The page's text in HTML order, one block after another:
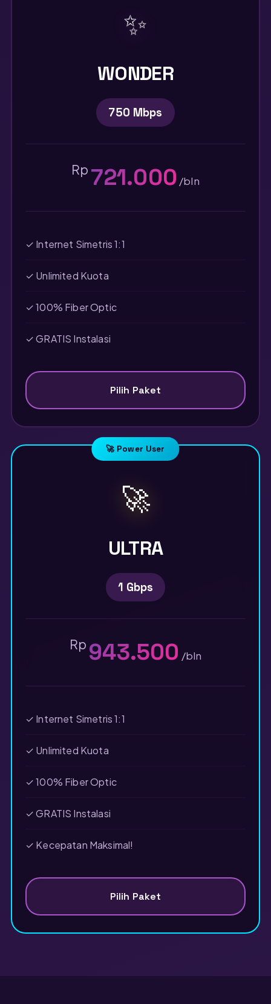
✨
WONDER
750 Mbps
Rp 721.000 /bln
✓ Internet Simetris 1:1
✓ Unlimited Kuota
✓ 100% Fiber Optic
✓ GRATIS Instalasi
Pilih Paket
🚀 Power User
🚀
ULTRA
1 Gbps
Rp 943.500 /bln
✓ Internet Simetris 1:1
✓ Unlimited Kuota
✓ 100% Fiber Optic
✓ GRATIS Instalasi
✓ Kecepatan Maksimal!
Pilih Paket